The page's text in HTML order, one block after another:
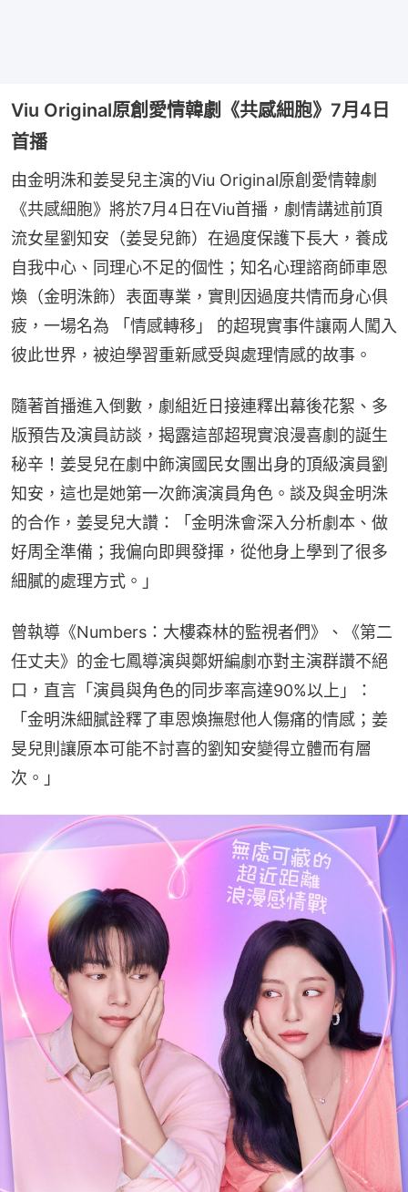
Viu Original原創愛情韓劇《共感細胞》7月4日
首播
由金明洙和姜旻兒主演的Viu Original原創愛情韓劇
《共感細胞》將於7月4日在Viu首播，劇情講述前頂
流女星劉知安（姜旻兒飾）在過度保護下長大，養成
自我中心、同理心不足的個性；知名心理諮商師車恩
煥（金明洙飾）表面專業，實則因過度共情而身心俱
疲，一場名為 「情感轉移」 的超現實事件讓兩人闖入
彼此世界，被迫學習重新感受與處理情感的故事。
隨著首播進入倒數，劇組近日接連釋出幕後花絮、多
版預告及演員訪談，揭露這部超現實浪漫喜劇的誕生
秘辛！姜旻兒在劇中飾演國民女團出身的頂級演員劉
知安，這也是她第一次飾演演員角色。談及與金明洙
的合作，姜旻兒大讚：「金明洙會深入分析劇本、做
好周全準備；我偏向即興發揮，從他身上學到了很多
細膩的處理方式。」
曾執導《Numbers：大樓森林的監視者們》、《第二
任丈夫》的金七鳳導演與鄭妍編劇亦對主演群讚不絕
口，直言「演員與角色的同步率高達90%以上」：
「金明洙細膩詮釋了車恩煥撫慰他人傷痛的情感；姜
旻兒則讓原本可能不討喜的劉知安變得立體而有層
次。」